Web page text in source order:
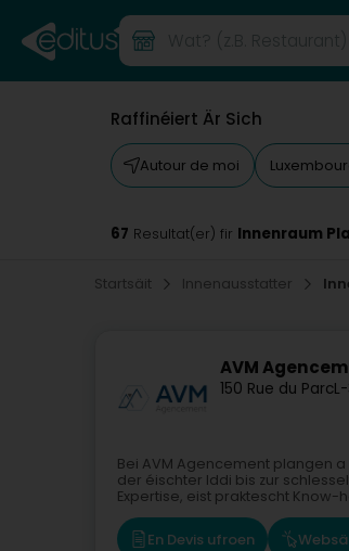
Raffinéiert Är Sich
Autour de moi
67 Resultat(er) fir Innenraum
Startsäit Innenausstatter
AVM
150 Rue du Parc
Bei AVM Agencement plangen
der éischter Iddi bis zur
Expertise, eist praktescht Know-
En Devis ufroen